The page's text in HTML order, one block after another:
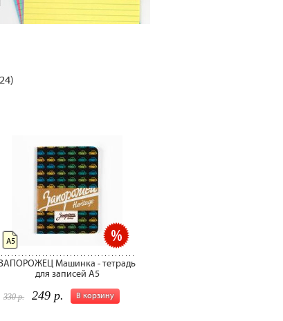
Машинка - тетрадь
для записей А5
В корзину
330 р. 249 р.
А5